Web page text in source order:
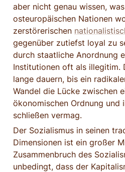
aber nicht genau wissen,
osteuropäischen Nationen
zerstörerischen
gegenüber zutiefst loyal zu
durch staatliche Anordnung
Institutionen oft als illegitim.
lange dauern, bis ein
Wandel die Lücke zwischen
ökonomischen Ordnung und
schließen vermag.
Der Sozialismus in seinen
Dimensionen ist ein großer
Zusammenbruch des
unbedingt, dass der